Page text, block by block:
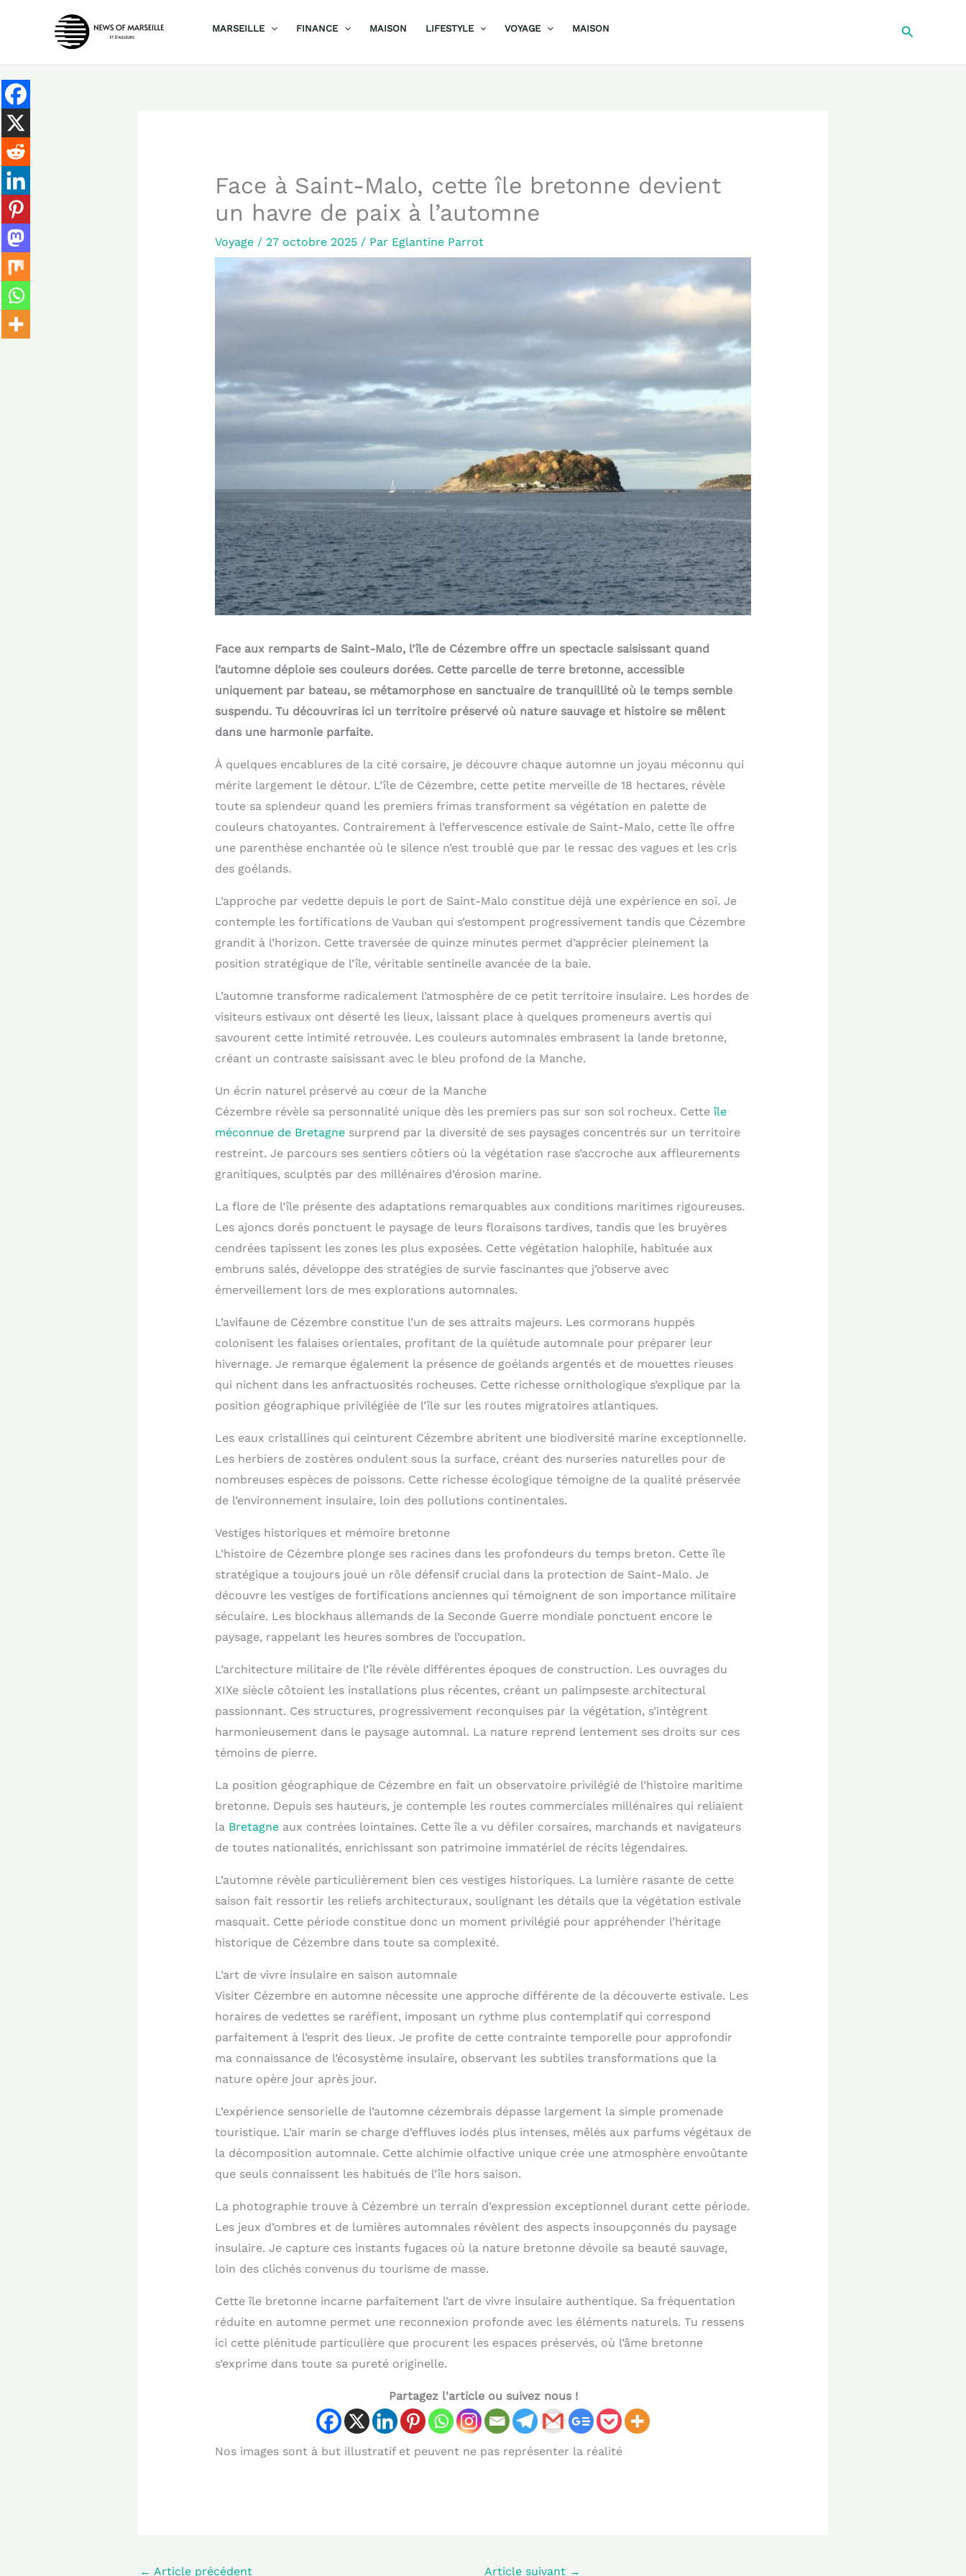
MARSEILLE FINANCE MAISON LIFESTYLE VOYAGE MAISON
Face à Saint-Malo, cette île bretonne devient
un havre de paix à l’automne
Voyage/ 27 octobre 2025 / Par Eglantine Parrot
Face aux remparts de Saint-Malo, l’île de Cézembre offre un spectacle saisissant quand
l’automne déploie ses couleurs dorées. Cette parcelle de terre bretonne, accessible
uniquement par bateau, se métamorphose en sanctuaire de tranquillité où le temps semble
suspendu. Tu découvriras ici un territoire préservé où nature sauvage et histoire se mêlent
dans une harmonie parfaite.
À quelques encablures de la cité corsaire, je découvre chaque automne un joyau méconnu qui
mérite largement le détour. L’île de Cézembre, cette petite merveille de 18 hectares, révèle
toute sa splendeur quand les premiers frimas transforment sa végétation en palette de
couleurs chatoyantes. Contrairement à l’effervescence estivale de Saint-Malo, cette île offre
une parenthèse enchantée où le silence n’est troublé que par le ressac des vagues et les cris
des goélands.
L’approche par vedette depuis le port de Saint-Malo constitue déjà une expérience en soi. Je
contemple les fortifications de Vauban qui s’estompent progressivement tandis que Cézembre
grandit à l’horizon. Cette traversée de quinze minutes permet d’apprécier pleinement la
position stratégique de l’île, véritable sentinelle avancée de la baie.
L’automne transforme radicalement l’atmosphère de ce petit territoire insulaire. Les hordes de
visiteurs estivaux ont déserté les lieux, laissant place à quelques promeneurs avertis qui
savourent cette intimité retrouvée. Les couleurs automnales embrasent la lande bretonne,
créant un contraste saisissant avec le bleu profond de la Manche.
Un écrin naturel préservé au cœur de la Manche
Cézembre révèle sa personnalité unique dès les premiers pas sur son sol rocheux. Cetteîle
méconnue de Bretagnesurprend par la diversité de ses paysages concentrés sur un territoire
restreint. Je parcours ses sentiers côtiers où la végétation rase s’accroche aux affleurements
granitiques, sculptés par des millénaires d’érosion marine.
La flore de l’île présente des adaptations remarquables aux conditions maritimes rigoureuses.
Les ajoncs dorés ponctuent le paysage de leurs floraisons tardives, tandis que les bruyères
cendrées tapissent les zones les plus exposées. Cette végétation halophile, habituée aux
embruns salés, développe des stratégies de survie fascinantes que j’observe avec
émerveillement lors de mes explorations automnales.
L’avifaune de Cézembre constitue l’un de ses attraits majeurs. Les cormorans huppés
colonisent les falaises orientales, profitant de la quiétude automnale pour préparer leur
hivernage. Je remarque également la présence de goélands argentés et de mouettes rieuses
qui nichent dans les anfractuosités rocheuses. Cette richesse ornithologique s’explique par la
position géographique privilégiée de l’île sur les routes migratoires atlantiques.
Les eaux cristallines qui ceinturent Cézembre abritent une biodiversité marine exceptionnelle.
Les herbiers de zostères ondulent sous la surface, créant des nurseries naturelles pour de
nombreuses espèces de poissons. Cette richesse écologique témoigne de la qualité préservée
de l’environnement insulaire, loin des pollutions continentales.
Vestiges historiques et mémoire bretonne
L’histoire de Cézembre plonge ses racines dans les profondeurs du temps breton. Cette île
stratégique a toujours joué un rôle défensif crucial dans la protection de Saint-Malo. Je
découvre les vestiges de fortifications anciennes qui témoignent de son importance militaire
séculaire. Les blockhaus allemands de la Seconde Guerre mondiale ponctuent encore le
paysage, rappelant les heures sombres de l’occupation.
L’architecture militaire de l’île révèle différentes époques de construction. Les ouvrages du
XIXe siècle côtoient les installations plus récentes, créant un palimpseste architectural
passionnant. Ces structures, progressivement reconquises par la végétation, s’intègrent
harmonieusement dans le paysage automnal. La nature reprend lentement ses droits sur ces
témoins de pierre.
La position géographique de Cézembre en fait un observatoire privilégié de l’histoire maritime
bretonne. Depuis ses hauteurs, je contemple les routes commerciales millénaires qui reliaient
la Bretagneaux contrées lointaines. Cette île a vu défiler corsaires, marchands et navigateurs
de toutes nationalités, enrichissant son patrimoine immatériel de récits légendaires.
L’automne révèle particulièrement bien ces vestiges historiques. La lumière rasante de cette
saison fait ressortir les reliefs architecturaux, soulignant les détails que la végétation estivale
masquait. Cette période constitue donc un moment privilégié pour appréhender l’héritage
historique de Cézembre dans toute sa complexité.
L’art de vivre insulaire en saison automnale
Visiter Cézembre en automne nécessite une approche différente de la découverte estivale. Les
horaires de vedettes se raréfient, imposant un rythme plus contemplatif qui correspond
parfaitement à l’esprit des lieux. Je profite de cette contrainte temporelle pour approfondir
ma connaissance de l’écosystème insulaire, observant les subtiles transformations que la
nature opère jour après jour.
L’expérience sensorielle de l’automne cézembrais dépasse largement la simple promenade
touristique. L’air marin se charge d’effluves iodés plus intenses, mêlés aux parfums végétaux de
la décomposition automnale. Cette alchimie olfactive unique crée une atmosphère envoûtante
que seuls connaissent les habitués de l’île hors saison.
La photographie trouve à Cézembre un terrain d’expression exceptionnel durant cette période.
Les jeux d’ombres et de lumières automnales révèlent des aspects insoupçonnés du paysage
insulaire. Je capture ces instants fugaces où la nature bretonne dévoile sa beauté sauvage,
loin des clichés convenus du tourisme de masse.
Cette île bretonne incarne parfaitement l’art de vivre insulaire authentique. Sa fréquentation
réduite en automne permet une reconnexion profonde avec les éléments naturels. Tu ressens
ici cette plénitude particulière que procurent les espaces préservés, où l’âme bretonne
s’exprime dans toute sa pureté originelle.
Partagez l'article ou suivez nous !
Nos images sont à but illustratif et peuvent ne pas représenter la réalité
← Article précédent Article suivant →